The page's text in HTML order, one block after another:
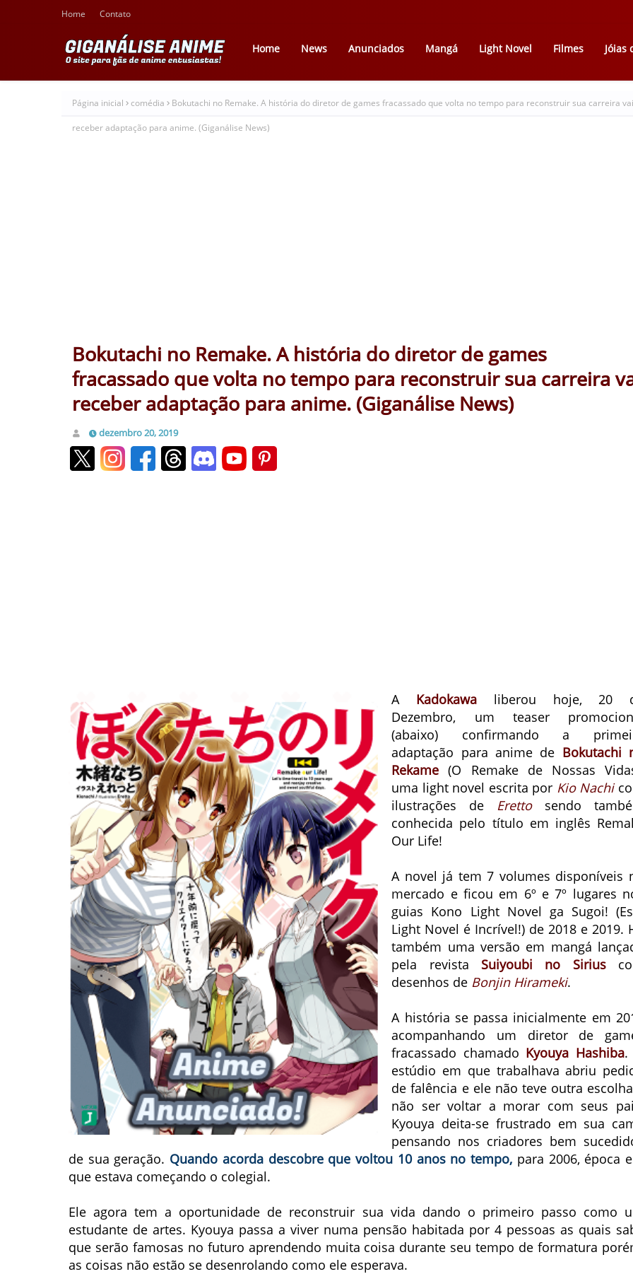
Home Contato
Home News Anunciados Mangá Light Novel Filmes Jóias
Página inicial comédia Bokutachi no Remake. A história do diretor de games fracassado que volta no tempo para reconstruir sua carreira vai
receber adaptação para anime. (Giganálise News)
Bokutachi no Remake. A história do diretor de games
fracassado que volta no tempo para reconstruir sua carreira
receber adaptação para anime. (Giganálise News)
dezembro 20, 2019
A Kadokawa liberou hoje, 20
Dezembro, um teaser
(abaixo) confirmando a
adaptação para anime de Bokutachi
Rekame (O Remake de Nossas
uma light novel escrita por Kio Nachi
ilustrações de Erettosendo
conhecida pelo título em inglês
Our Life!
A novel já tem 7 volumes disponíveis
mercado e ficou em 6º e 7º lugares
guias Kono Light Novel ga Sugoi!
Light Novel é Incrível!) de 2018 e 2019.
também uma versão em mangá
pela revista Suiyoubi no Sirius
desenhos de Bonjin Hirameki.
A história se passa inicialmente em
acompanhando um diretor de
fracassado chamado Kyouya Hashiba.
estúdio em que trabalhava abriu
de falência e ele não teve outra
não ser voltar a morar com seus
Kyouya deita-se frustrado em sua
pensando nos criadores bem
de sua geração. Quando acorda descobre que voltou 10 anos no tempo, para 2006, época
que estava começando o colegial.
Ele agora tem a oportunidade de reconstruir sua vida dando o primeiro passo como
estudante de artes. Kyouya passa a viver numa pensão habitada por 4 pessoas as quais
que serão famosas no futuro aprendendo muita coisa durante seu tempo de formatura
as coisas não estão se desenrolando como ele esperava.